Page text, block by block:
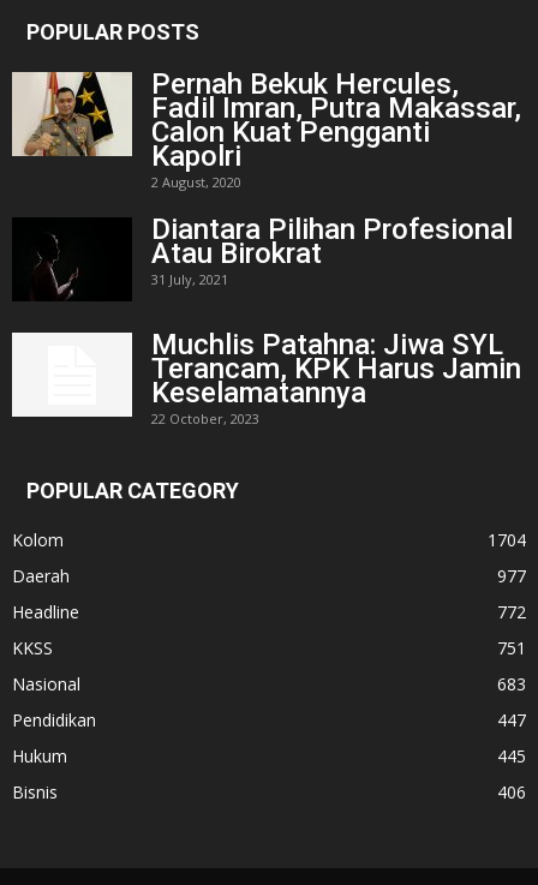
POPULAR POSTS
Pernah Bekuk Hercules,
Fadil Imran, Putra Makassar,
Calon Kuat Pengganti
Kapolri
2 August, 2020
Diantara Pilihan Profesional
Atau Birokrat
31 July, 2021
Muchlis Patahna: Jiwa SYL
Terancam, KPK Harus Jamin
Keselamatannya
22 October, 2023
POPULAR CATEGORY
Kolom
1704
Daerah
977
Headline
772
KKSS
751
Nasional
683
Pendidikan
447
Hukum
445
Bisnis
406